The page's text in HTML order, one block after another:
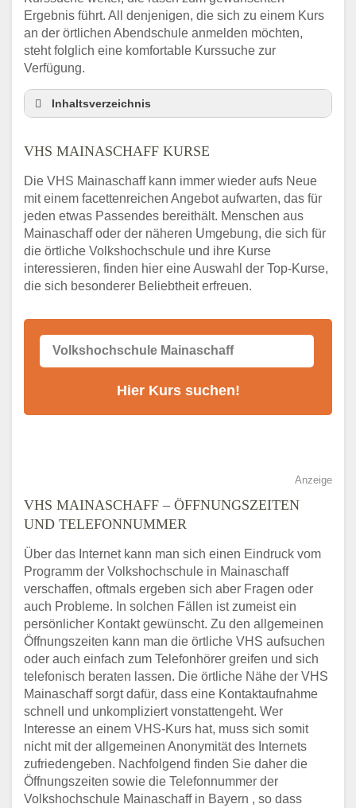
Ergebnis führt. All denjenigen, die sich zu einem Kurs
an der örtlichen Abendschule anmelden möchten,
steht folglich eine komfortable Kurssuche zur
Verfügung.
Inhaltsverzeichnis
Umgebung
Abendschule Mainaschaff Kurssuche
VHS Mainaschaff Kurse
VHS Mainaschaff – Öffnungszeiten und
Telefonnummer
Stellenangebote der Volkshochschule
Mainaschaff
Alternativen zum VHS Programm 2026 in
VHS MAINASCHAFF KURSE
Die VHS Mainaschaff kann immer wieder aufs Neue
mit einem facettenreichen Angebot aufwarten, das für
jeden etwas Passendes bereithält. Menschen aus
Mainaschaff oder der näheren Umgebung, die sich für
die örtliche Volkshochschule und ihre Kurse
interessieren, finden hier eine Auswahl der Top-Kurse,
die sich besonderer Beliebtheit erfreuen.
Anzeige
VHS MAINASCHAFF – ÖFFNUNGSZEITEN
UND TELEFONNUMMER
Über das Internet kann man sich einen Eindruck vom
Programm der Volkshochschule in Mainaschaff
verschaffen, oftmals ergeben sich aber Fragen oder
auch Probleme. In solchen Fällen ist zumeist ein
persönlicher Kontakt gewünscht. Zu den allgemeinen
Öffnungszeiten kann man die örtliche VHS aufsuchen
oder auch einfach zum Telefonhörer greifen und sich
telefonisch beraten lassen. Die örtliche Nähe der VHS
Mainaschaff sorgt dafür, dass eine Kontaktaufnahme
schnell und unkompliziert vonstattengeht. Wer
Interesse an einem VHS-Kurs hat, muss sich somit
nicht mit der allgemeinen Anonymität des Internets
zufriedengeben. Nachfolgend finden Sie daher die
Öffnungszeiten sowie die Telefonnummer der
Volkshochschule Mainaschaff in Bayern , so dass